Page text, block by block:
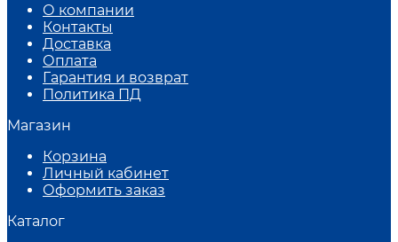
О компании
Контакты
Доставка
Оплата
Гарантия и возврат
Политика ПД
Магазин
Корзина
Личный кабинет
Оформить заказ
Каталог